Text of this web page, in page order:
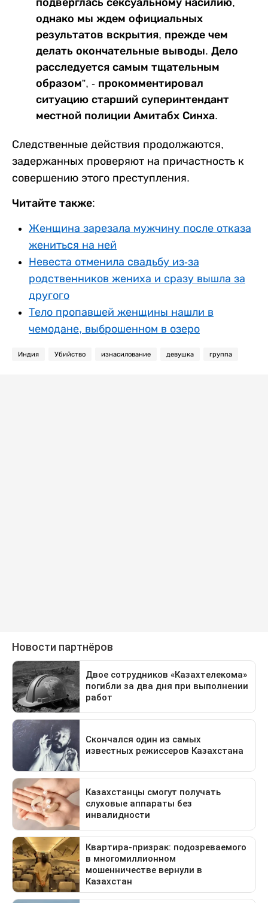
однако мы ждем официальных
результатов вскрытия, прежде чем
делать окончательные выводы. Дело
расследуется самым тщательным
образом”, - прокомментировал
ситуацию старший суперинтендант
местной полиции Амитабх Синха.
Следственные действия продолжаются,
задержанных проверяют на причастность к
совершению этого преступления.
Читайте также:
Женщина зарезала мужчину после отказа
жениться на ней
Невеста отменила свадьбу из-за
родственников жениха и сразу вышла за
другого
Тело пропавшей женщины нашли в
чемодане, выброшенном в озеро
Индия Убийство изнасилование девушка группа